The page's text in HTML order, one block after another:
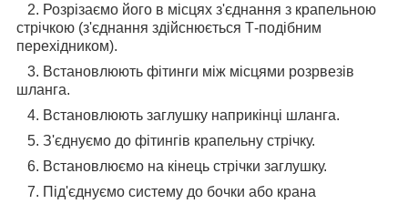
2. Розрізаємо його в місцях з'єднання з крапельною
стрічкою (з'єднання здійснюється Т-подібним
перехідником).
3. Встановлюють фітинги між місцями розрвезів
шланга.
4. Встановлюють заглушку наприкінці шланга.
5. З'єднуємо до фітингів крапельну стрічку.
6. Встановлюємо на кінець стрічки заглушку.
7. Під'єднуємо систему до бочки або крана